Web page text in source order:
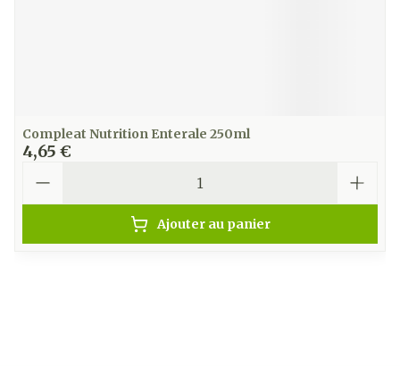
Compleat Nutrition Enterale 250ml
4,65 €
Ajouter au panier